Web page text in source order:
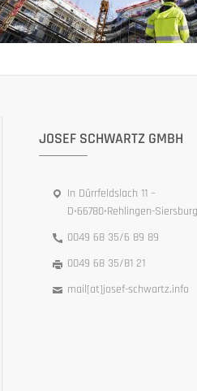
JOSEF SCHWARTZ GMBH
In Dürrfeldslach 11 –
D•66780•Rehlingen-Siersburg
0049 68 35/6 89 89
0049 68 35/81 21
mail[at]josef-schwartz.info